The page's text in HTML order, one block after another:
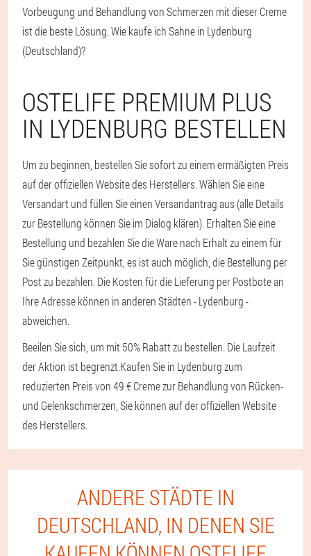
Vorbeugung und Behandlung von Schmerzen mit dieser Creme
ist die beste Lösung. Wie kaufe ich Sahne in Lydenburg
(Deutschland)?
OSTELIFE PREMIUM PLUS
IN LYDENBURG BESTELLEN
Um zu beginnen, bestellen Sie sofort zu einem ermäßigten Preis
auf der offiziellen Website des Herstellers. Wählen Sie eine
Versandart und füllen Sie einen Versandantrag aus (alle Details
zur Bestellung können Sie im Dialog klären). Erhalten Sie eine
Bestellung und bezahlen Sie die Ware nach Erhalt zu einem für
Sie günstigen Zeitpunkt, es ist auch möglich, die Bestellung per
Post zu bezahlen. Die Kosten für die Lieferung per Postbote an
Ihre Adresse können in anderen Städten - Lydenburg -
abweichen.
Beeilen Sie sich, um mit 50% Rabatt zu bestellen. Die Laufzeit
der Aktion ist begrenzt.Kaufen Sie in Lydenburg zum
reduzierten Preis von 49 € Creme zur Behandlung von Rücken-
und Gelenkschmerzen, Sie können auf der offiziellen Website
des Herstellers.
ANDERE STÄDTE IN
DEUTSCHLAND, IN DENEN SIE